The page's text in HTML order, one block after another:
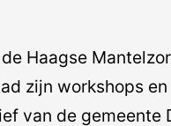
Haagse
zijn workshops
van de gemeente